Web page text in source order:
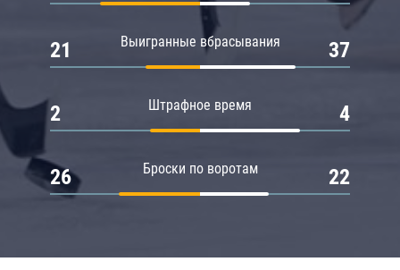
Выигранные вбрасывания
21 37
Штрафное время
2 4
Броски по воротам
26 22